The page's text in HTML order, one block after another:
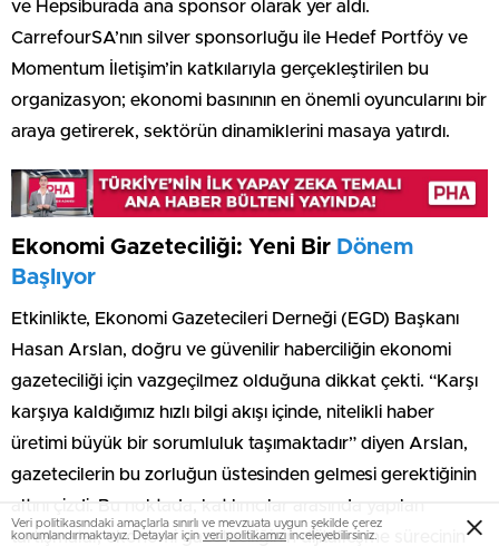
ve Hepsiburada ana sponsor olarak yer aldı.
CarrefourSA’nın silver sponsorluğu ile Hedef Portföy ve
Momentum İletişim’in katkılarıyla gerçekleştirilen bu
organizasyon; ekonomi basınının en önemli oyuncularını bir
araya getirerek, sektörün dinamiklerini masaya yatırdı.
Ekonomi Gazeteciliği: Yeni Bir Dönem
Başlıyor
Etkinlikte, Ekonomi Gazetecileri Derneği (EGD) Başkanı
Hasan Arslan, doğru ve güvenilir haberciliğin ekonomi
gazeteciliği için vazgeçilmez olduğuna dikkat çekti. “Karşı
karşıya kaldığımız hızlı bilgi akışı içinde, nitelikli haber
üretimi büyük bir sorumluluk taşımaktadır” diyen Arslan,
gazetecilerin bu zorluğun üstesinden gelmesi gerektiğinin
altını çizdi. Bu noktada, katılımcılar arasında yapılan
tartışmalar, ekonomi gazeteciliğinin dijitalleşme sürecinin
Veri politikasındaki amaçlarla sınırlı ve mevzuata uygun şekilde çerez
konumlandırmaktayız. Detaylar için veri politikamızı inceleyebilirsiniz.